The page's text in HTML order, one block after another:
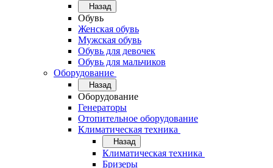
Назад
Обувь
Женская обувь
Мужская обувь
Обувь для девочек
Обувь для мальчиков
Оборудование
Назад
Оборудование
Генераторы
Отопительное оборудование
Климатическая техника
Назад
Климатическая техника
Бризеры